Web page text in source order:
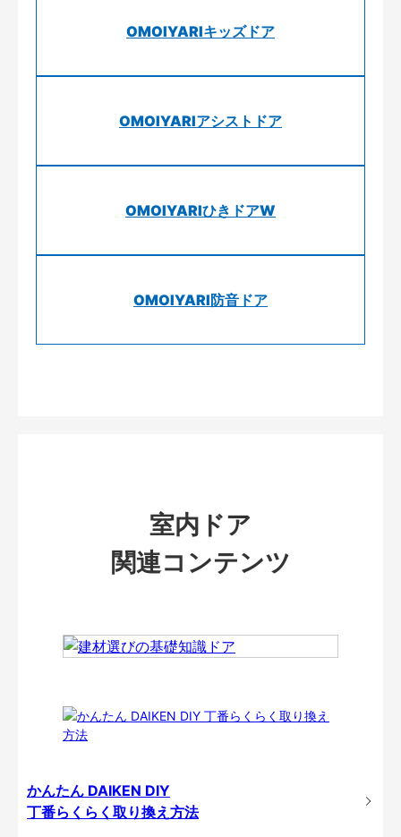
OMOIYARIキッズドア
OMOIYARIアシストドア
OMOIYARIひきドアW
OMOIYARI防音ドア
室内ドア
関連コンテンツ
かんたん DAIKEN DIY
丁番らくらく取り換え方法